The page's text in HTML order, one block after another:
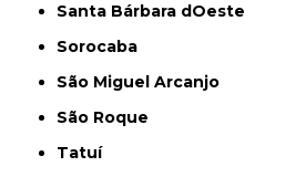
Santa Bárbara dOeste
Sorocaba
São Miguel Arcanjo
São Roque
Tatuí